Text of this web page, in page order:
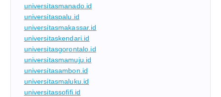
universitasmanado.id
universitaspalu.id
universitasmakassar.id
universitaskendari.id
universitasgorontalo.id
universitasmamuju.id
universitasambon.id
universitasmaluku.id
universitassofifi.id